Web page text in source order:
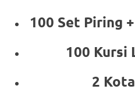
100 Set Piring
100 Kursi
2